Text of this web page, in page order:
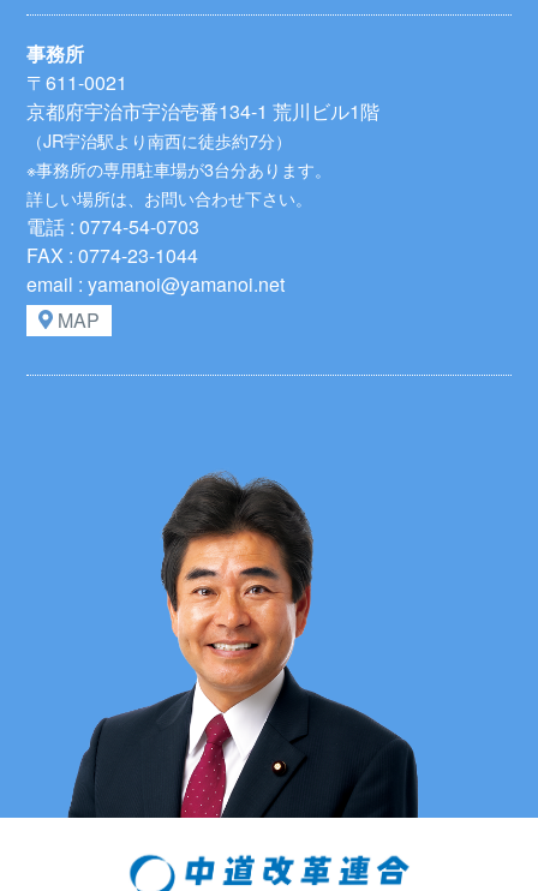
事務所
〒611-0021
京都府宇治市宇治壱番134-1 荒川ビル1階
（JR宇治駅より南西に徒歩約7分）
※事務所の専用駐車場が3台分あります。
詳しい場所は、お問い合わせ下さい。
電話 : 0774-54-0703
FAX : 0774-23-1044
email : yamanoi@yamanoi.net
MAP